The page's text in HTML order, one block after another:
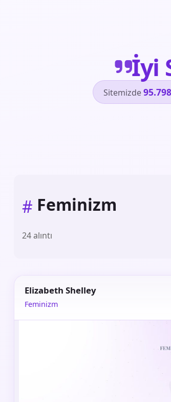
İyi
Sitemizde95.798
# Feminizm
24 alıntı
Elizabeth Shelley
Feminizm